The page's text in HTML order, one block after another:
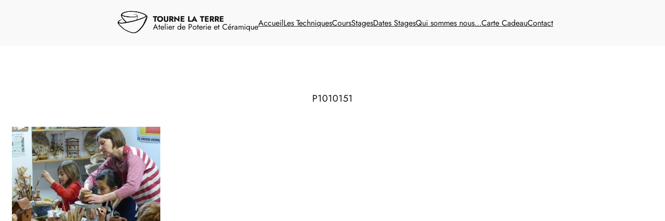
TOURNE LA TERRE
Atelier de Poterie et CéramiqueAccueilLes TechniquesCoursStagesDates StagesQui sommes nous…Carte CadeauContact
P1010151